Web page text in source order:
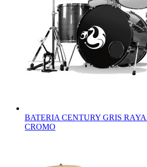
BATERIA CENTURY GRIS
CROMO